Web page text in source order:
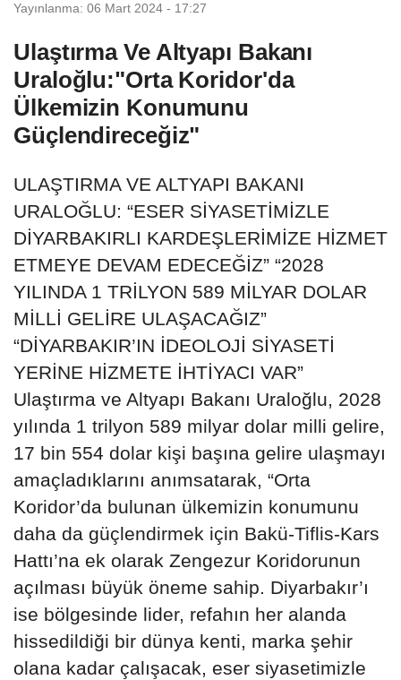
Yayınlanma: 06 Mart 2024 - 17:27
Ulaştırma Ve Altyapı Bakanı
Uraloğlu:"Orta Koridor'da
Ülkemizin Konumunu
Güçlendireceğiz"
ULAŞTIRMA VE ALTYAPI BAKANI
URALOĞLU: “ESER SİYASETİMİZLE
DİYARBAKIRLI KARDEŞLERİMİZE HİZMET
ETMEYE DEVAM EDECEĞİZ” “2028
YILINDA 1 TRİLYON 589 MİLYAR DOLAR
MİLLİ GELİRE ULAŞACAĞIZ”
“DİYARBAKIR’IN İDEOLOJİ SİYASETİ
YERİNE HİZMETE İHTİYACI VAR”
Ulaştırma ve Altyapı Bakanı Uraloğlu, 2028
yılında 1 trilyon 589 milyar dolar milli gelire,
17 bin 554 dolar kişi başına gelire ulaşmayı
amaçladıklarını anımsatarak, “Orta
Koridor’da bulunan ülkemizin konumunu
daha da güçlendirmek için Bakü-Tiflis-Kars
Hattı’na ek olarak Zengezur Koridorunun
açılması büyük öneme sahip. Diyarbakır’ı
ise bölgesinde lider, refahın her alanda
hissedildiği bir dünya kenti, marka şehir
olana kadar çalışacak, eser siyasetimizle